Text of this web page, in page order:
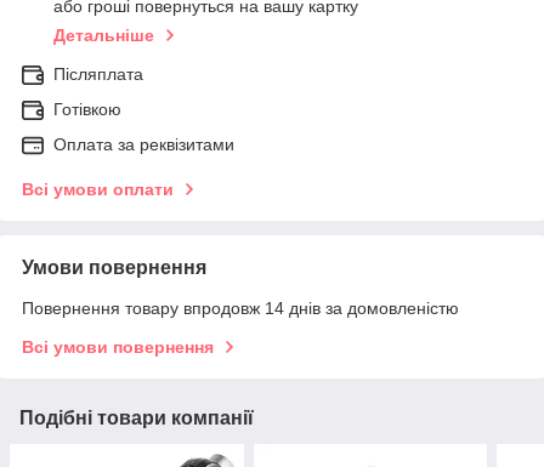
або гроші повернуться на вашу картку
Детальніше
Післяплата
Готівкою
Оплата за реквізитами
Всі умови оплати
Умови повернення
Повернення товару впродовж 14 днів за домовленістю
Всі умови повернення
Подібні товари компанії